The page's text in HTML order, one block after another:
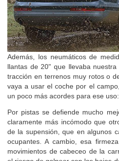
Además, los neumáticos de
llantas de 20" que llevaba
tracción en terrenos muy rotos o
vaya a usar el coche por el
un poco más acordes para ese
Por pistas se defiende mucho
claramente más incómodo que
de la supensión, que en algunos
ocupantes. A cambio, esa
movimientos de cabeceo de la